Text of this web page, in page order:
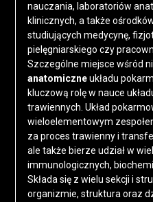
nauczania, laboratoriów
klinicznych, a także
studiujących medycynę,
pielęgniarskiego czy
Szczególne miejsce wśród
anatomiczneukładu
kluczową rolę w nauce
trawiennych. Układ
wieloelementowym
za proces trawienny i
ale także bierze udział w
immunologicznych,
Składa się z wielu sekcji i
organizmie, struktura oraz